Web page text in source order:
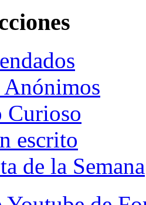
Anónimos
Curioso
escrito
de la Semana